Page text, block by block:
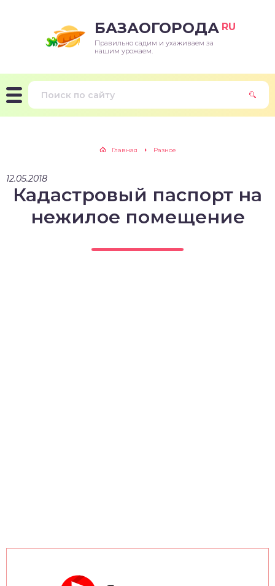
БАЗАОГОРОДА RU
Правильно садим и ухаживаем за
нашим урожаем.
Главная Разное
12.05.2018
Кадастровый паспорт на
нежилое помещение